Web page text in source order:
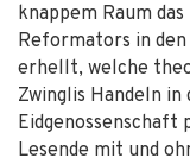
knappem Raum
Reformators in
erhellt, welche
Zwinglis Handeln
Eidgenossenschaft
Lesende mit und